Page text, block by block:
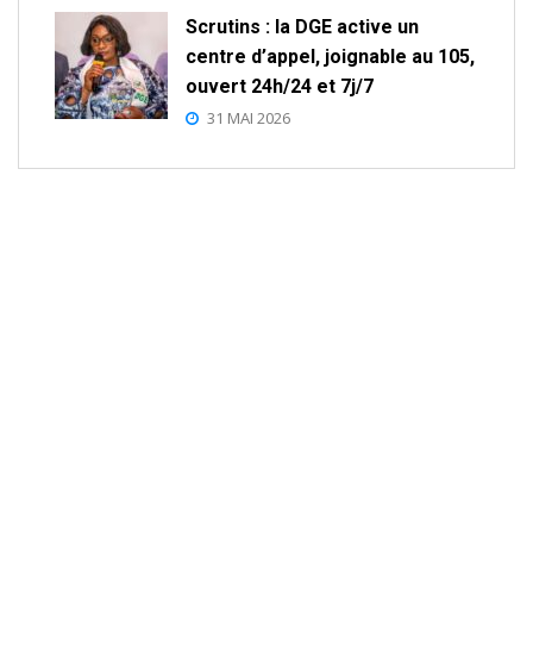
Scrutins : la DGE active un
centre d’appel, joignable au 105,
ouvert 24h/24 et 7j/7
31 MAI 2026